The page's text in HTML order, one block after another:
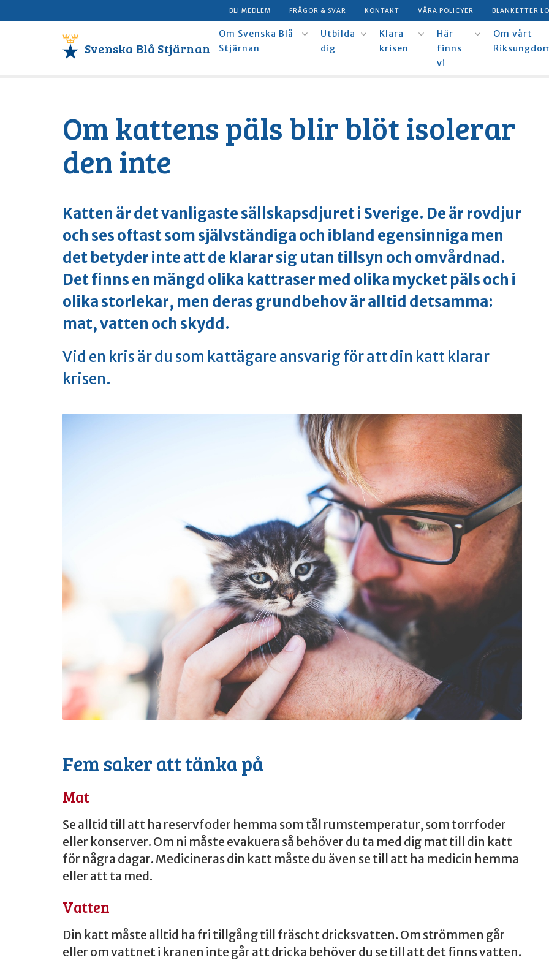
BLI MEDLEM FRÅGOR & SVAR KONTAKT VÅRA POLICYER BLANKETTER
Svenska Blå Stjärnan
Om Svenska Blå
Stjärnan
Utbilda
dig
Klara
krisen
Här
finns
vi
Om vårt
Om kattens päls blir blöt isolerar
den inte
Katten är det vanligaste sällskapsdjuret i Sverige. De är rovdjur
och ses oftast som självständiga och ibland egensinniga men
det betyder inte att de klarar sig utan tillsyn och omvårdnad.
Det finns en mängd olika kattraser med olika mycket päls och i
olika storlekar, men deras grundbehov är alltid detsamma:
mat, vatten och skydd.
Vid en kris är du som kattägare ansvarig för att din katt klarar
krisen.
Fem saker att tänka på
Mat
Se alltid till att ha reservfoder hemma som tål rumstemperatur, som torrfoder
eller konserver. Om ni måste evakuera så behöver du ta med dig mat till din katt
för några dagar. Medicineras din katt måste du även se till att ha medicin hemma
eller att ta med.
Vatten
Din katt måste alltid ha fri tillgång till fräscht dricksvatten. Om strömmen går
eller om vattnet i kranen inte går att dricka behöver du se till att det finns vatten.